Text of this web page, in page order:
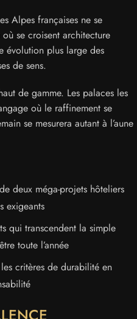
Alpes françaises ne se
se croisent architecture
évolution plus large des
de sens.
de gamme. Les palaces les
où le raffinement se
se mesurera autant à l’aune
deux méga-projets hôteliers
exigeants
qui transcendent la simple
toute l’année
critères de durabilité en